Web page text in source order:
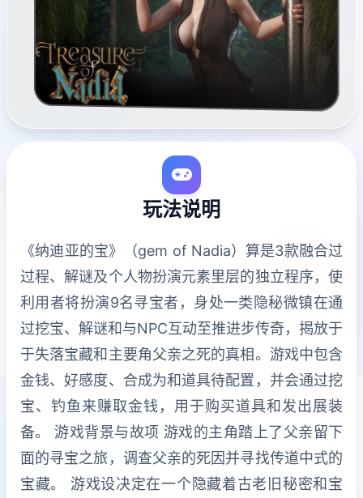
玩法说明
《纳迪亚的宝》（gem of Nadia）算是3款融合过
过程、解谜及个人物扮演元素里层的独立程序，使
利用者将扮演9名寻宝者，身处一类隐秘微镇在通
过挖宝、解谜和与NPC互动至推进步传奇，揭放于
于失落宝藏和主要角父亲之死的真相。游戏中包含
金钱、好感度、合成为和道具待配置，并会通过挖
宝、钓鱼来赚取金钱，用于购买道具和发出展装
备。 游戏背景与故项 游戏的主角踏上了父亲留下
面的寻宝之旅，调查父亲的死因并寻找传道中式的
宝藏。 游戏设决定在一个隐藏着古老旧秘密和宝